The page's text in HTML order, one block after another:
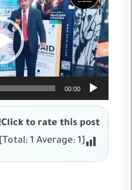
الفيديو
00:00
Click to rate this post!
[Total:
1 Average: 1
]